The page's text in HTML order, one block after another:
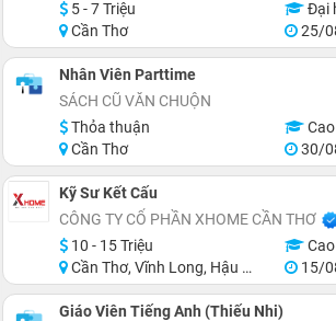
5 - 7 Triệu
Đại
Cần Thơ
25/
Nhân Viên Parttime
SÁCH CŨ VĂN CHUỘN
Thỏa thuận
Cao
Cần Thơ
30/
Kỹ Sư Kết Cấu
CÔNG TY CỔ PHẦN XHOME CẦN THƠ
10 - 15 Triệu
Cao
Cần Thơ, Vĩnh Long, Hậu Giang, Sóc Trăng
15/
Giáo Viên Tiếng Anh (Thiếu Nhi)